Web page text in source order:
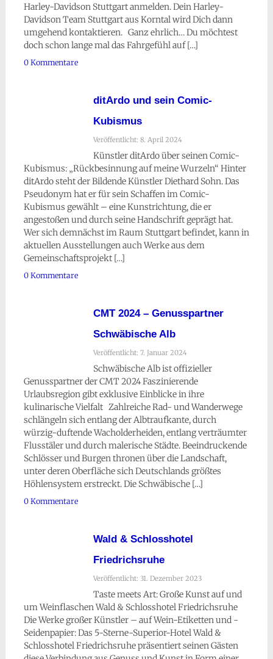
Harley-Davidson Stuttgart anmelden. Dein Harley-
Davidson Team Stuttgart aus Korntal wird Dich dann
umgehend kontaktieren. Ganz ehrlich… Du möchtest
doch schon lange mal das Fahrgefühl auf […]
0 Kommentare
ditArdo und sein Comic-
Kubismus
Veröffentlicht: 8. April 2024
Künstler ditArdo über seinen Comic-
Kubismus: „Rückbesinnung auf meine Wurzeln“ Hinter
ditArdo steht der Bildende Künstler Diethard Sohn. Das
Pseudonym hat er für sein Schaffen im Comic-
Kubismus gewählt – eine Kunstrichtung, die er
angestoßen und durch seine Handschrift geprägt hat.
Wer sich demnächst im Raum Stuttgart befindet, kann in
aktuellen Ausstellungen auch Werke aus dem
Gemeinschaftsprojekt […]
0 Kommentare
CMT 2024 – Genusspartner
Schwäbische Alb
Veröffentlicht: 7. Januar 2024
Schwäbische Alb ist offizieller
Genusspartner der CMT 2024 Faszinierende
Urlaubsregion gibt exklusive Einblicke in ihre
kulinarische Vielfalt Zahlreiche Rad- und Wanderwege
schlängeln sich entlang der Albtraufkante, durch
würzig-duftende Wacholderheiden, entlang verträumter
Flusstäler und durch malerische Städte. Beeindruckende
Schlösser und Burgen thronen über die Landschaft,
unter deren Oberfläche sich Deutschlands größtes
Höhlensystem erstreckt. Die Schwäbische […]
0 Kommentare
Wald & Schlosshotel
Friedrichsruhe
Veröffentlicht: 31. Dezember 2023
Taste meets Art: Große Kunst auf und
um Weinflaschen Wald & Schlosshotel Friedrichsruhe
Die Werke großer Künstler – auf Wein-Etiketten und -
Seidenpapier: Das 5-Sterne-Superior-Hotel Wald &
Schlosshotel Friedrichsruhe präsentiert seinen Gästen